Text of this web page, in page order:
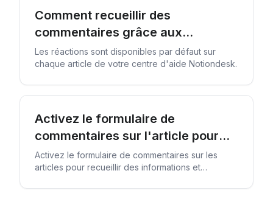
Comment recueillir des
commentaires grâce aux
réactions aux articles
Les réactions sont disponibles par défaut sur
chaque article de votre centre d'aide Notiondesk.
Activez le formulaire de
commentaires sur l'article pour
recueillir les avis des lecteurs.
Activez le formulaire de commentaires sur les
articles pour recueillir des informations et
fonction des commentaires des clients.